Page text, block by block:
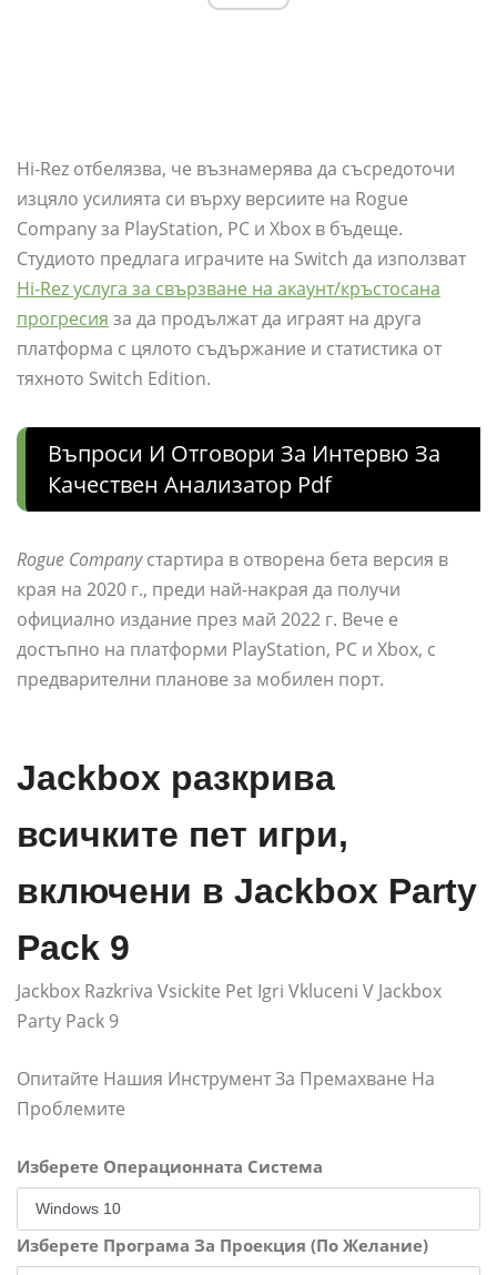
Hi-Rez отбелязва, че възнамерява да съсредоточи
изцяло усилията си върху версиите на Rogue
Company за PlayStation, PC и Xbox в бъдеще.
Студиото предлага играчите на Switch да използват
Hi-Rez услуга за свързване на акаунт/кръстосана
прогресия за да продължат да играят на друга
платформа с цялото съдържание и статистика от
тяхното Switch Edition.
Въпроси И Отговори За Интервю За
Качествен Анализатор Pdf
Rogue Companyстартира в отворена бета версия в
края на 2020 г., преди най-накрая да получи
официално издание през май 2022 г. Вече е
достъпно на платформи PlayStation, PC и Xbox, с
предварителни планове за мобилен порт.
Jackbox разкрива
всичките пет игри,
включени в Jackbox Party
Pack 9
Jackbox Razkriva Vsickite Pet Igri Vkluceni V Jackbox
Party Pack 9
Опитайте Нашия Инструмент За Премахване На
Проблемите
Изберете Операционната Система
Изберете Програма За Проекция (По Желание)